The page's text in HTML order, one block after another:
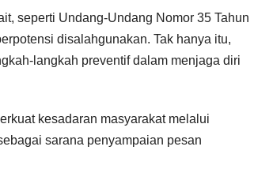
seperti Undang-Undang Nomor 35 Tahun
disalahgunakan. Tak hanya itu,
langkah preventif dalam menjaga diri
kesadaran masyarakat melalui
sarana penyampaian pesan